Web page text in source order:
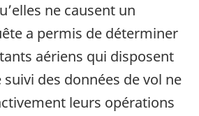
ne causent un
a permis de déterminer
aériens qui disposent
des données de vol ne
leurs opérations